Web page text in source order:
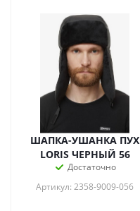
ШАПКА-УШАНКА ПУХ
LORIS ЧЕРНЫЙ 56
Достаточно
Артикул: 2358-9009-056